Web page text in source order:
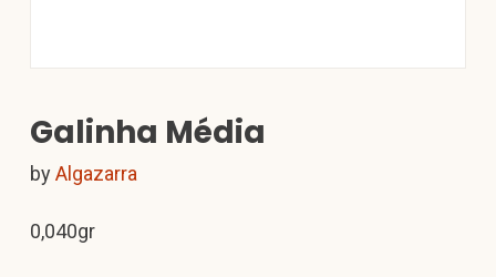
Galinha Média
byAlgazarra
0,040gr